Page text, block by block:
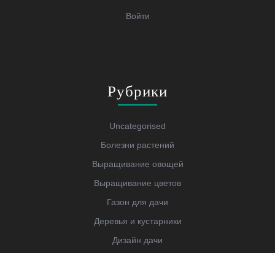
Войти
Рубрики
Uncategorised
Болезни растений
Выращивание овощей
Выращивание цветов
Газон для дачи
Деревья и кустарники
Дизайн дачи